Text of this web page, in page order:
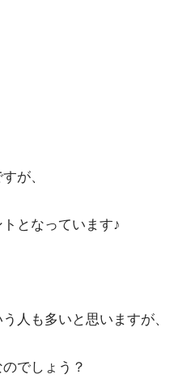
が、
となっています♪
人も多いと思いますが、
でしょう？